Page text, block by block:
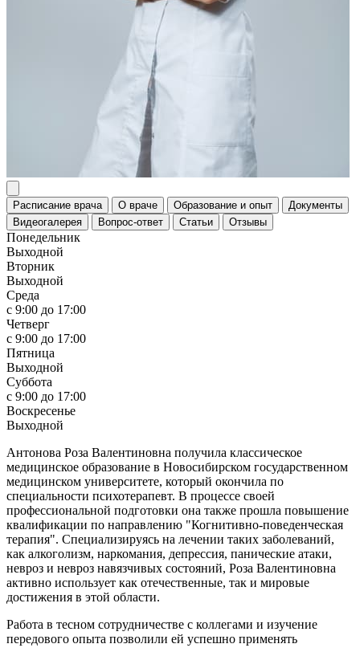
Расписание врача О враче Образование и опыт
Документы
Видеогалерея
Вопрос-ответ Статьи Отзывы
Понедельник
Выходной
Вторник
Выходной
Среда
c 9:00 до 17:00
Четверг
c 9:00 до 17:00
Пятница
Выходной
Суббота
c 9:00 до 17:00
Воскресенье
Выходной
Антонова Роза Валентиновна получила классическое
медицинское образование в Новосибирском государственном
медицинском университете, который окончила по
специальности психотерапевт. В процессе своей
профессиональной подготовки она также прошла повышение
квалификации по направлению "Когнитивно-поведенческая
терапия". Специализируясь на лечении таких заболеваний,
как алкоголизм, наркомания, депрессия, панические атаки,
невроз и невроз навязчивых состояний, Роза Валентиновна
активно использует как отечественные, так и мировые
достижения в этой области.
Работа в тесном сотрудничестве с коллегами и изучение
передового опыта позволили ей успешно применять